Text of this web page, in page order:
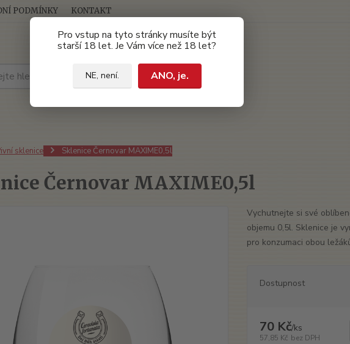
Pro vstup na tyto stránky musíte být
starší 18 let. Je Vám více než 18 let?
NE, není. ANO, je.
PODMÍNKY KONTAKT
Hledat
sklenice Sklenice Černovar MAXIME0,5l
Černovar MAXIME0,5l
Vychutnejte si své
objemu 0,5l. Sklenice je
pro konzumaci obou
Dostupnost
70 Kč/ks
57,85 Kč bez DPH